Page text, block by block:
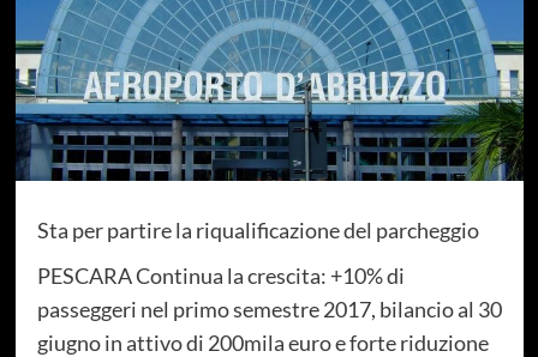
Sta per partire la riqualificazione del parcheggio
PESCARA Continua la crescita: +10% di
passeggeri nel primo semestre 2017, bilancio al 30
giugno in attivo di 200mila euro e forte riduzione